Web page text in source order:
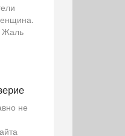
Жаль
не